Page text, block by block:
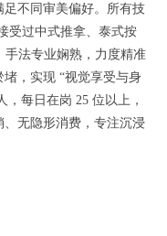
不同审美偏好。所有技
受过中式推拿、泰式按
手法专业娴熟，力度精准
，实现 “视觉享受与身
每日在岗 25 位以上，
无隐形消费，专注沉浸